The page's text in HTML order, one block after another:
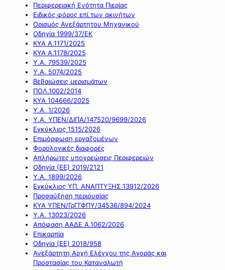
Περιφερειακή Ενότητα Πιερίας
Ειδικός φόρος επί των ακινήτων
Ορισμός Ανεξάρτητου Μηχανικού
Οδηγία 1999/37/ΕΚ
ΚΥΑ Α.1171/2025
ΚΥΑ Α.1178/2025
Υ.Α. 79539/2025
Υ.Α. 5074/2025
Βεβαιώσεις μερισμάτων
ΠΟΛ.1002/2014
ΚΥΑ 104666/2025
Υ.Α. 1/2026
Υ.Α. ΥΠΕΝ/ΔΙΠΑ/147520/9699/2026
Εγκύκλιος 1515/2026
Επιμόρφωση εργαζομένων
Φορολογικές διαφορές
Απλήρωτες υποχρεώσεις Περιφερειών
Οδηγία (ΕΕ) 2019/2121
Υ.Α. 1899/2026
Εγκύκλιος ΥΠ. ΑΝΑΠΤΥΞΗΣ 13912/2026
Προσαύξηση περιουσίας
ΚΥΑ ΥΠΕΝ/ΓρΓΓΦΠΥ/34536/894/2024
Υ.Α. 13023/2026
Απόφαση ΑΑΔΕ Α.1062/2026
Επικαρπία
Οδηγία (ΕΕ) 2018/958
Ανεξάρτητη Αρχή Ελέγχου της Αγοράς και
Προστασίας του Καταναλωτή